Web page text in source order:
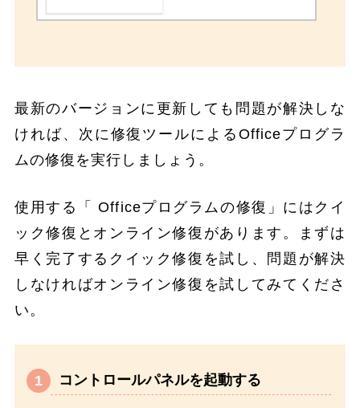
最新のバージョンに更新しても問題が解決しな
ければ、次に修復ツールによるOfficeプログラ
ムの修復を実行しましょう。
使用する「 Officeプログラムの修復」にはクイ
ック修復とオンライン修復があります。まずは
早く完了するクイック修復を試し、問題が解決
しなければオンライン修復を試してみてくださ
い。
コントロールパネルを起動する